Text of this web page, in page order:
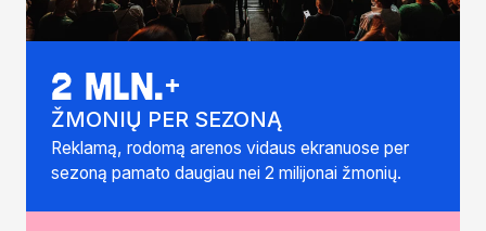
2 mln.+
ŽMONIŲ PER SEZONĄ
Reklamą, rodomą arenos vidaus ekranuose per
sezoną pamato daugiau nei 2 milijonai žmonių.